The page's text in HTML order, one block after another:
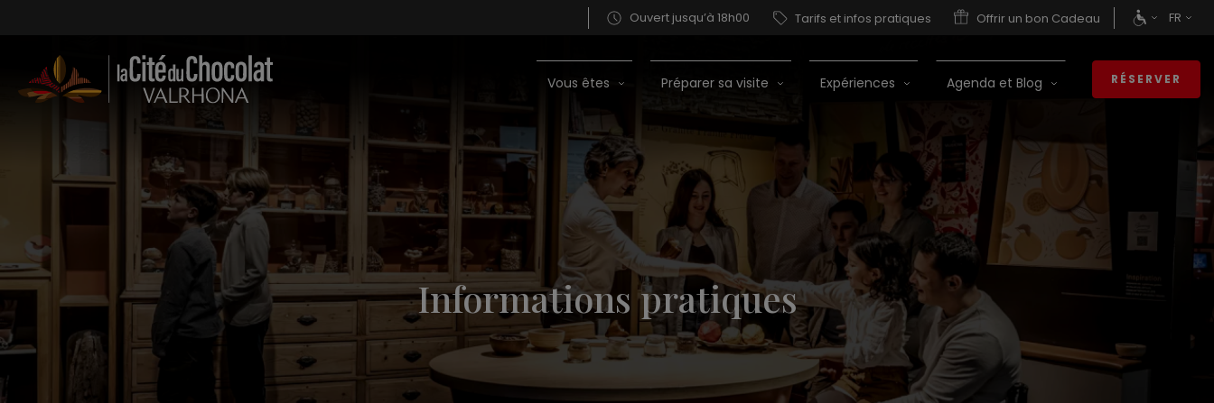
Ouvert jusqu’à 18h00 Tarifs et infos pratiques Offrir un bon Cadeau FR
Vous êtes Préparer sa visite Expériences Agenda et Blog RÉSERVER
Informations pratiques